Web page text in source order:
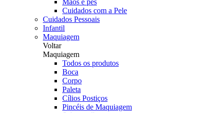
Mãos e pés
Cuidados com a Pele
Cuidados Pessoais
Infantil
Maquiagem
Voltar
Maquiagem
Todos os produtos
Boca
Corpo
Paleta
Cílios Postiços
Pincéis de Maquiagem